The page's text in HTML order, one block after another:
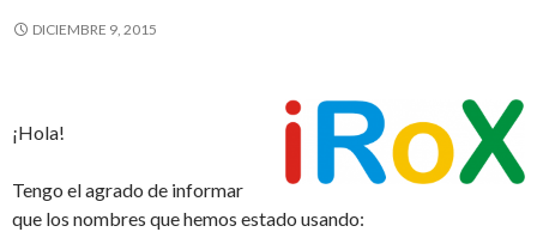
DICIEMBRE 9, 2015
¡Hola!
Tengo el agrado de informar
que los nombres que hemos estado usando: